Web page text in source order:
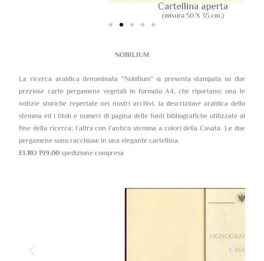
NOBILIUM
La ricerca araldica denominata “Nobilium” si presenta stampata su due
preziose carte pergamene vegetali in formato A4, che riportano: una le
notizie storiche repertate nei nostri archivi, la descrizione araldica dello
stemma ed i titoli e numeri di pagina delle fonti bibliografiche utilizzate al
fine della ricerca; l’altra con l’antico stemma a colori della Casata. Le due
pergamene sono racchiuse in una elegante cartellina.
EURO 199,00 spedizione compresa